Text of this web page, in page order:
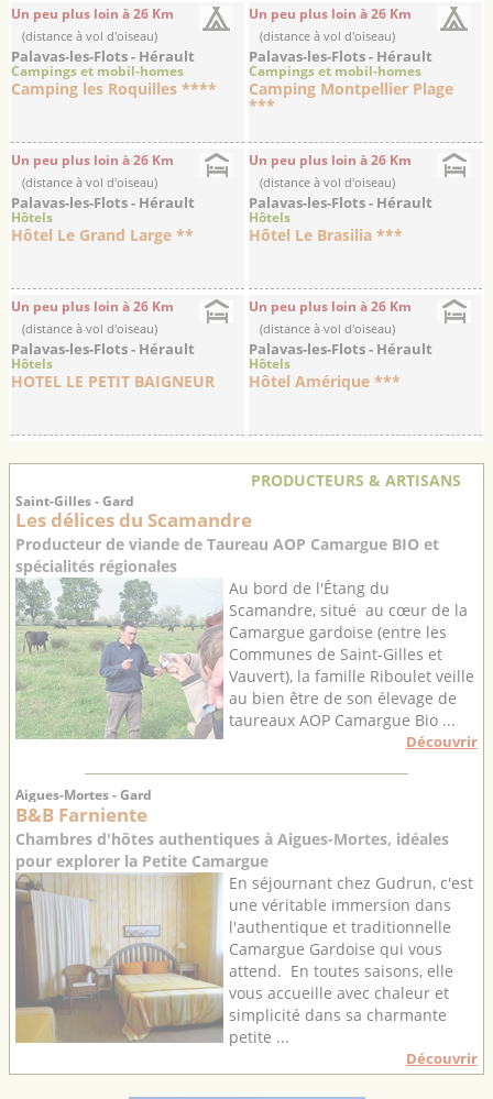
Un peu plus loin à 26 Km
(distance à vol d'oiseau)
Palavas-les-Flots - Hérault
Campings et mobil-homes
Camping les Roquilles ****
Un peu plus loin à 26 Km
(distance à vol d'oiseau)
Palavas-les-Flots - Hérault
Campings et mobil-homes
Camping Montpellier Plage
***
Un peu plus loin à 26 Km
(distance à vol d'oiseau)
Palavas-les-Flots - Hérault
Hôtels
Hôtel Le Grand Large **
Un peu plus loin à 26 Km
(distance à vol d'oiseau)
Palavas-les-Flots - Hérault
Hôtels
Hôtel Le Brasilia ***
Un peu plus loin à 26 Km
(distance à vol d'oiseau)
Palavas-les-Flots - Hérault
Hôtels
HOTEL LE PETIT BAIGNEUR
Un peu plus loin à 26 Km
(distance à vol d'oiseau)
Palavas-les-Flots - Hérault
Hôtels
Hôtel Amérique ***
PRODUCTEURS & ARTISANS
Saint-Gilles - Gard
Les délices du Scamandre
Producteur de viande de Taureau AOP Camargue BIO et
spécialités régionales
Au bord de l'Étang du
Scamandre, situé au cœur de la
Camargue gardoise (entre les
Communes de Saint-Gilles et
Vauvert), la famille Riboulet veille
au bien être de son élevage de
taureaux AOP Camargue Bio ...
Découvrir
Aigues-Mortes - Gard
B&B Farniente
Chambres d'hôtes authentiques à Aigues-Mortes, idéales
pour explorer la Petite Camargue
En séjournant chez Gudrun, c'est
une véritable immersion dans
l'authentique et traditionnelle
Camargue Gardoise qui vous
attend. En toutes saisons, elle
vous accueille avec chaleur et
simplicité dans sa charmante
petite ...
Découvrir